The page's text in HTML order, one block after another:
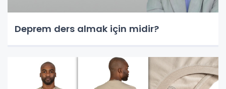
Deprem ders almak için midir?